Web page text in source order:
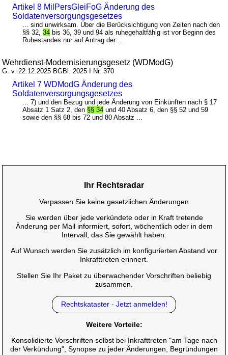
Artikel 8 MilPersGleiFoG Änderung des
Soldatenversorgungsgesetzes
... sind unwirksam. Über die Berücksichtigung von Zeiten nach den
§§ 32,34 bis 36, 39 und 94 als ruhegehaltfähig ist vor Beginn des
Ruhestandes nur auf Antrag der ...
Wehrdienst-Modernisierungsgesetz (WDModG)
G. v. 22.12.2025 BGBl. 2025 I Nr. 370
Artikel 7 WDModG Änderung des
Soldatenversorgungsgesetzes
... 7) und den Bezug und jede Änderung von Einkünften nach § 17
Absatz 1 Satz 2, den §§ 34 und 40 Absatz 6, den §§ 52 und 59
sowie den §§ 68 bis 72 und 80 Absatz ...
Ihr Rechtsradar
Verpassen Sie keine gesetzlichen Änderungen
Sie werden über jede verkündete oder in Kraft tretende
Änderung per Mail informiert, sofort, wöchentlich oder in dem
Intervall, das Sie gewählt haben.
Auf Wunsch werden Sie zusätzlich im konfigurierten Abstand vor
Inkrafttreten erinnert.
Stellen Sie Ihr Paket zu überwachender Vorschriften beliebig
zusammen.
Rechtskataster - Jetzt anmelden!
Weitere Vorteile:
Konsolidierte Vorschriften selbst bei Inkrafttreten "am Tage nach
der Verkündung", Synopse zu jeder Änderungen, Begründungen